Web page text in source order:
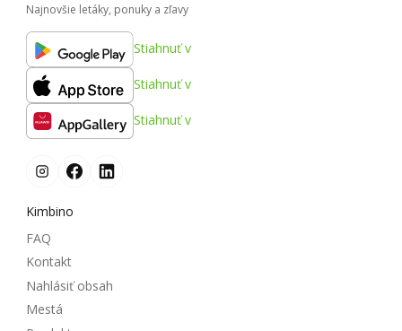
Najnovšie letáky, ponuky a zľavy
Stiahnuť v
Stiahnuť v
Stiahnuť v
Kimbino
FAQ
Kontakt
Nahlásiť obsah
Mestá